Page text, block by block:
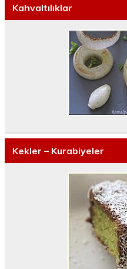
Kahvaltılıklar
Kekler – Kurabiyeler